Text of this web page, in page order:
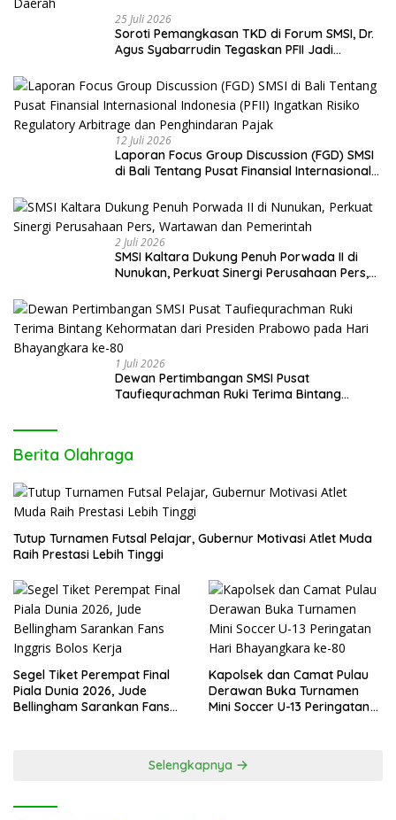
25 Juli 2026
Soroti Pemangkasan TKD di Forum SMSI, Dr.
Agus Syabarrudin Tegaskan PFII Jadi
12 Juli 2026
Laporan Focus Group Discussion (FGD) SMSI
di Bali Tentang Pusat Finansial Internasional
Arbitrage dan Penghindaran Pajak
2 Juli 2026
SMSI Kaltara Dukung Penuh Porwada II di
Nunukan, Perkuat Sinergi Perusahaan Pers,
1 Juli 2026
Dewan Pertimbangan SMSI Pusat
Taufiequrachman Ruki Terima Bintang
Berita Olahraga
Tutup Turnamen Futsal Pelajar, Gubernur Motivasi Atlet Muda
Raih Prestasi Lebih Tinggi
Segel Tiket Perempat Final
Piala Dunia 2026, Jude
Bellingham Sarankan Fans
Kapolsek dan Camat Pulau
Derawan Buka Turnamen
Mini Soccer U-13 Peringatan
Selengkapnya